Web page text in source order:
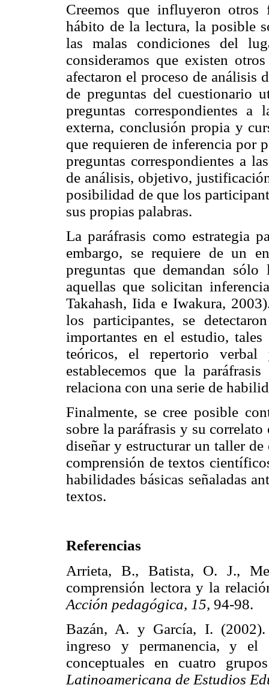
Creemos que influyeron
hábito de la lectura, la posible
las malas condiciones del
consideramos que existen
afectaron el proceso de análisis
de preguntas del cuestionario
preguntas correspondientes a
externa, conclusión propia y
que requieren de inferencia por
preguntas correspondientes a
de análisis, objetivo,
posibilidad de que los
sus propias palabras.
La paráfrasis como estrategia
embargo, se requiere de un
preguntas que demandan
aquellas que solicitan
Takahash, Iida e Iwakura,
los participantes, se
importantes en el estudio,
teóricos, el repertorio
establecemos que la
relaciona con una serie de
Finalmente, se cree posible
sobre la paráfrasis y su
diseñar y estructurar un taller
comprensión de textos
habilidades básicas señaladas
textos.
Referencias
Arrieta, B., Batista, O. J.,
comprensión lectora y la
Acción pedagógica, 15, 94-
Bazán, A. y García, I. (2002).
ingreso y permanencia, y el
conceptuales en cuatro
Latinoamericana de Estudios